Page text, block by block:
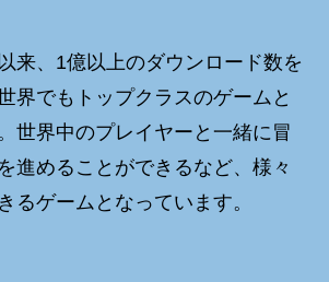
来、1億以上のダウンロード数を
界でもトップクラスのゲームと
世界中のプレイヤーと一緒に冒
進めることができるなど、様々
るゲームとなっています。